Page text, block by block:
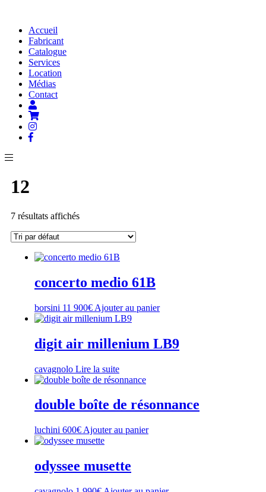
Accueil
Fabricant
Catalogue
Services
Location
Médias
Contact
12
7 résultats affichés
concerto medio 61B
borsini 11 900€ Ajouter au panier
digit air millenium LB9
cavagnolo Lire la suite
double boîte de résonnance
luchini 600€ Ajouter au panier
odyssee musette